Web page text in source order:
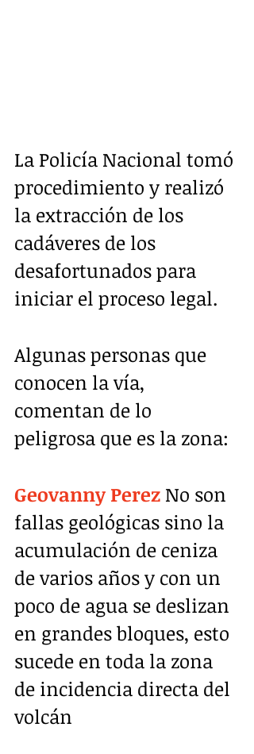
La Policía Nacional tomó
procedimiento y realizó
la extracción de los
cadáveres de los
desafortunados para
iniciar el proceso legal.
Algunas personas que
conocen la vía,
comentan de lo
peligrosa que es la zona:
Geovanny Perez No son
fallas geológicas sino la
acumulación de ceniza
de varios años y con un
poco de agua se deslizan
en grandes bloques, esto
sucede en toda la zona
de incidencia directa del
volcán